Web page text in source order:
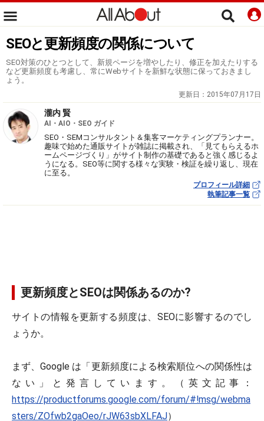
SEOと更新頻度の関係について
SEO対策のひとつとして、新規ページを増やしたり、修正を加えたりする
など更新頻度も考慮し、常にWebサイトを新鮮な状態に保っておきまし
ょう。
更新日： 2015年07月17日
瀧内 賢
AI・AIO・SEO ガイド
SEO・SEMコンサルタント＆集客マーケティングプランナー。
趣味で始めた通販サイトが雑誌に掲載され、「見てもらえるホ
ームページづくり」がサイト制作の基礎であると強く感じるよ
うになる。SEO等に関する様々な実験・検証を繰り返し、現在
に至る。
プロフィール詳細
執筆記事一覧
更新頻度とSEOは関係あるのか?
サイトの情報を更新する頻度は、SEOに影響するのでし
ょうか。
まず、Google は「更新頻度による検索順位への関係性は
ない」と発言しています。（英文記事：
https://productforums.google.com/forum/#!msg/webma
sters/ZOfwb2gaOeo/rJW63sbXLFAJ）